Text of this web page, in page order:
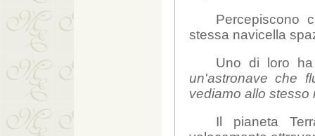
Percepiscono
stessa navicella
Uno di loro
un'astronave che
vediamo allo stesso
Il pianeta